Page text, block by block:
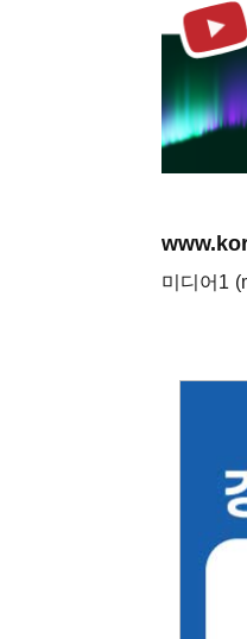
미디어1